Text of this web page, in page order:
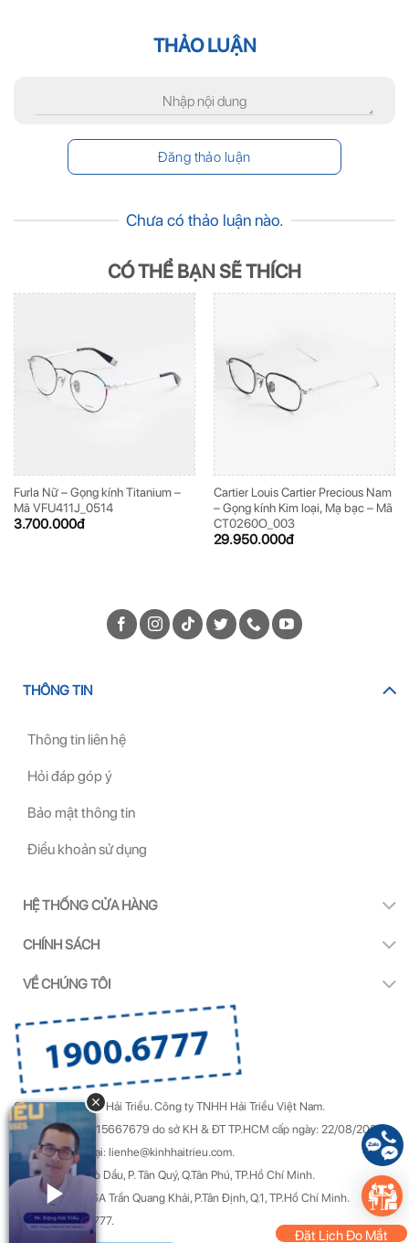
THẢO LUẬN
Chưa có thảo luận nào.
CÓ THỂ BẠN SẼ THÍCH
Furla Nữ – Gọng kính Titanium –
Mã VFU411J_0514
3.700.000đ
Cartier Louis Cartier Precious Nam
– Gọng kính Kim loại, Mạ bạc – Mã
CT0260O_003
29.950.000đ
THÔNG TIN
Thông tin liên hệ
Hỏi đáp góp ý
Bảo mật thông tin
Điều khoản sử dụng
HỆ THỐNG CỬA HÀNG
CHÍNH SÁCH
VỀ CHÚNG TÔI
Copyright by Kính Hải Triều.Công ty TNHH Hải Triều Việt Nam.
GPDKKD Số: 0315667679 do sở KH & ĐT TP.HCM cấp ngày: 22/08/2022.
Góp ý & Khiếu nại: lienhe@kinhhaitrieu.com.
Địa chỉ: 50/22 Gò Dầu, P. Tân Quý, Q.Tân Phú, TP.Hồ Chí Minh.
Trụ sở chính: 156A Trần Quang Khải, P.Tân Định, Q.1, TP.Hồ Chí Minh.
Hotline: 1900 6777.
Đặt Lịch Đo Mắt